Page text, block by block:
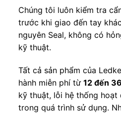
Chúng tôi luôn kiểm tra
trước khi giao đến tay
nguyên Seal, không có
kỹ thuật.
Tất cả sản phẩm của
hành miễn phí từ 12đến
kỹ thuật, lỗi hệ thống hoạt
trong quá trình sử dụng.